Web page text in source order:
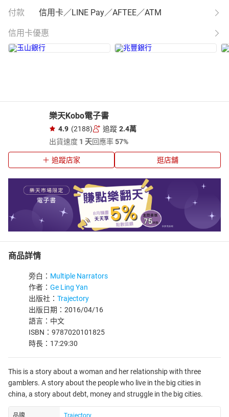
付款 信用卡／LINE Pay／AFTEE／ATM
信用卡優惠
樂天Kobo電子書
4.9 (2188) 追蹤 2.4萬
出貨速度 1 天回應率57%
追蹤店家 逛店舖
商品詳情
旁白： Multiple Narrators
作者： Ge Ling Yan
出版社： Trajectory
出版日期：2016/04/16
語言：中文
ISBN：9787020101825
時長：17:29:30
This is a story about a woman and her relationship with three
gamblers. A story about the people who live in the big cities in
china, a story about debt, money and struggle in the big cities.
品牌 Trajectory